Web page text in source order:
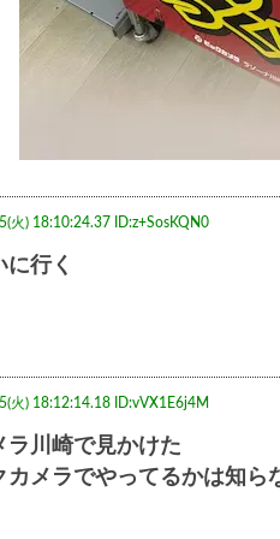
火) 18:10:24.37 ID:z+SosKQN0
に行く
火) 18:12:14.18 ID:vVX1E6j4M
ラ川崎で見かけた
カメラでやってるかは知ら